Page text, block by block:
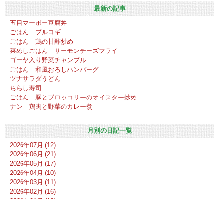
最新の記事
五目マーボー豆腐丼
ごはん プルコギ
ごはん 鶏の甘酢炒め
菜めしごはん サーモンチーズフライ
ゴーヤ入り野菜チャンプル
ごはん 和風おろしハンバーグ
ツナサラダうどん
ちらし寿司
ごはん 豚とブロッコリーのオイスター炒め
ナン 鶏肉と野菜のカレー煮
月別の日記一覧
2026年07月 (12)
2026年06月 (21)
2026年05月 (17)
2026年04月 (10)
2026年03月 (11)
2026年02月 (16)